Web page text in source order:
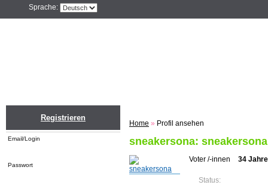
Sprache:
Registrieren
Email/Login
Passwort
Home » Profil ansehen
sneakersona: sneakersona
Voter /-innen 34 Jahre
Status: